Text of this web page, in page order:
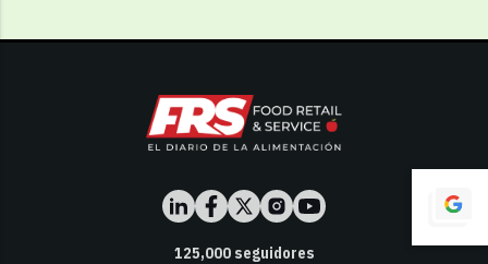
125,000seguidores